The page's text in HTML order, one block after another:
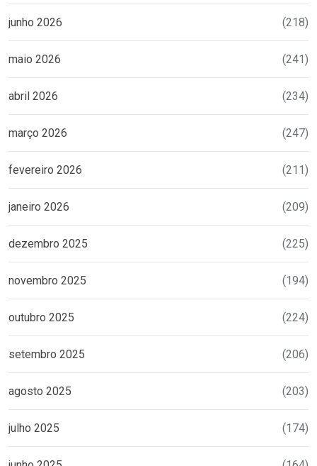
junho 2026 (218)
maio 2026 (241)
abril 2026 (234)
março 2026 (247)
fevereiro 2026 (211)
janeiro 2026 (209)
dezembro 2025 (225)
novembro 2025 (194)
outubro 2025 (224)
setembro 2025 (206)
agosto 2025 (203)
julho 2025 (174)